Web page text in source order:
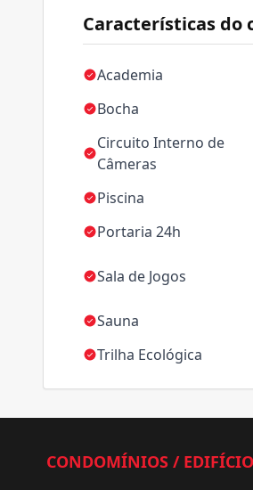
Características do
Academia
Bocha
Circuito Interno de
Câmeras
Piscina
Portaria 24h
Sala de Jogos
Sauna
Trilha Ecológica
CONDOMÍNIOS /